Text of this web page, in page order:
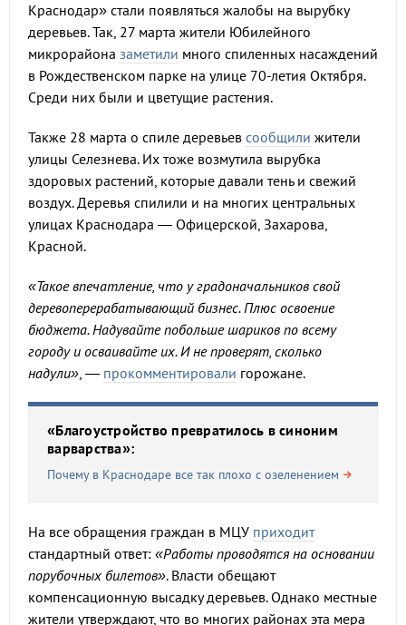
Краснодар» стали появляться жалобы на вырубку
деревьев. Так, 27 марта жители Юбилейного
микрорайона заметили много спиленных насаждений
в Рождественском парке на улице 70-летия Октября.
Среди них были и цветущие растения.
Также 28 марта о спиле деревьев сообщили жители
улицы Селезнева. Их тоже возмутила вырубка
здоровых растений, которые давали тень и свежий
воздух. Деревья спилили и на многих центральных
улицах Краснодара — Офицерской, Захарова,
Красной.
«Такое впечатление, что у градоначальников свой
деревоперерабатывающий бизнес. Плюс освоение
бюджета. Надувайте побольше шариков по всему
городу и осваивайте их. И не проверят, сколько
надули», — прокомментировали горожане.
«Благоустройство превратилось в синоним
варварства»:
Почему в Краснодаре все так плохо с озеленением
На все обращения граждан в МЦУ приходит
стандартный ответ: «Работы проводятся на основании
порубочных билетов». Власти обещают
компенсационную высадку деревьев. Однако местные
жители утверждают, что во многих районах эта мера